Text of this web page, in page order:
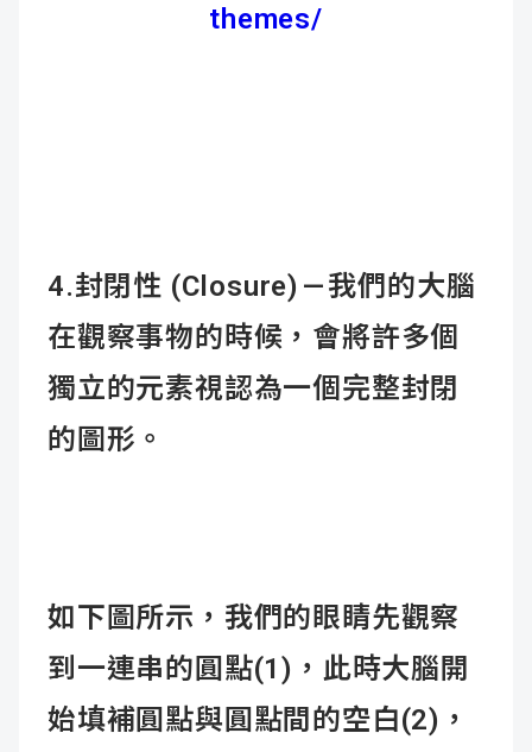
themes/
4.封閉性 (Closure) —我們的大腦
在觀察事物的時候，會將許多個
獨立的元素視認為一個完整封閉
的圖形。
如下圖所示，我們的眼睛先觀察
到一連串的圓點(1)，此時大腦開
始填補圓點與圓點間的空白(2)，